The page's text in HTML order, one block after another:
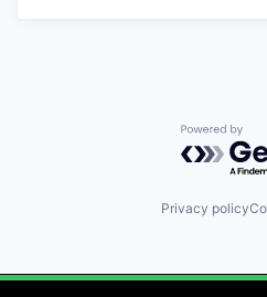
Powered
Privacy policy